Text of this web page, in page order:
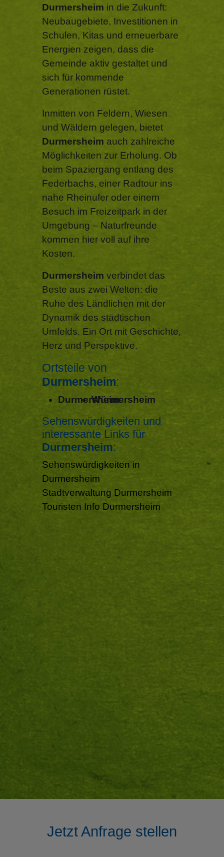
Durmersheim in die Zukunft:
Neubaugebiete, Investitionen in
Schulen, Kitas und erneuerbare
Energien zeigen, dass die
Gemeinde aktiv gestaltet und
sich für kommende
Generationen rüstet.
Inmitten von Feldern, Wiesen
und Wäldern gelegen, bietet
Durmersheim auch zahlreiche
Möglichkeiten zur Erholung. Ob
beim Spaziergang entlang des
Federbachs, einer Radtour ins
nahe Rheinufer oder einem
Besuch im Freizeitpark in der
Umgebung – Naturfreunde
kommen hier voll auf ihre
Kosten.
Durmersheim verbindet das
Beste aus zwei Welten: die
Ruhe des Ländlichen mit der
Dynamik des städtischen
Umfelds. Ein Ort mit Geschichte,
Herz und Perspektive.
Ortsteile von
Durmersheim:
DurmersheimWürmersheim
Sehenswürdigkeiten und
interessante Links für
Durmersheim:
Sehenswürdigkeiten in
Durmersheim
Stadtverwaltung Durmersheim
Touristen Info Durmersheim
Jetzt Anfrage stellen